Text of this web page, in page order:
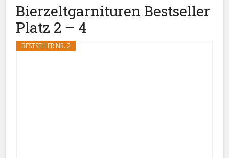
Bierzeltgarnituren Bestseller
Platz 2 – 4
BESTSELLER NR. 2